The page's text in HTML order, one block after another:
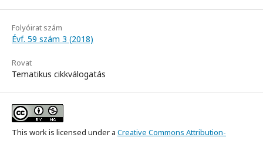
Folyóirat szám
Évf. 59 szám 3 (2018)
Rovat
Tematikus cikkválogatás
This work is licensed under a Creative Commons Attribution-